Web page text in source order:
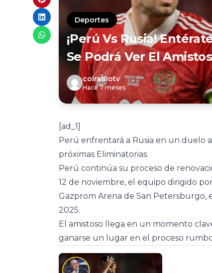
Deportes
¡Perú Vs Rusia!
Se Podrá Ver El
colradiotv
Hace 7 meses
[ad_1]
Perú enfrentará a Rusia en un duelo
próximas Eliminatorias.
Perú continúa su proceso de
12 de noviembre, el equipo dirigido
Gazprom Arena de San Petersburgo,
2025.
El amistoso llega en un momento
ganarse un lugar en el proceso